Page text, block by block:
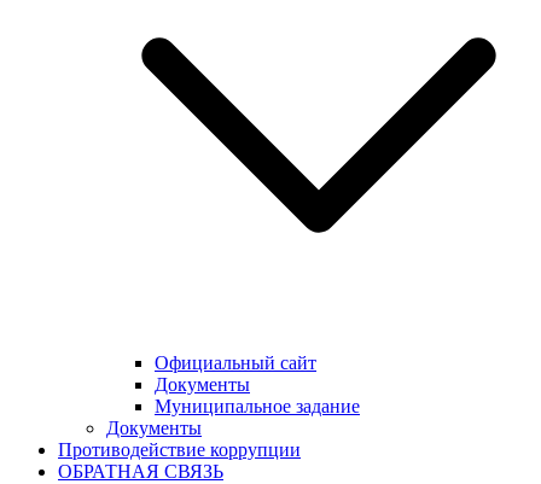
Официальный сайт
Документы
Муниципальное задание
Документы
Противодействие коррупции
ОБРАТНАЯ СВЯЗЬ